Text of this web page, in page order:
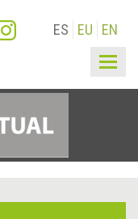
ES EU EN